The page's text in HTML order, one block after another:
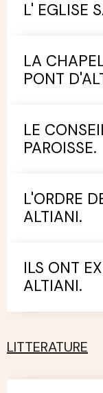
L' EGLISE
LA
PONT
LE
PAROISSE.
L'ORDRE
ALTIANI.
ILS ONT
ALTIANI.
LITTERATURE